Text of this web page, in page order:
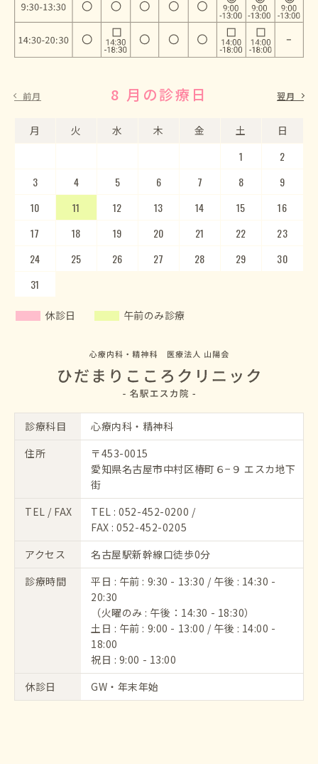
前月 8 月の診療日
月 火 水 木 金 土 日
1
2
3
4 5 6 7 8
9
10
11 12 13 14 15
16
17
18 19 20 21 22
23
24
25 26 27 28 29
30
31
9 月の診療日
月 火 水 木 金 土 日
5
6
7
8 9 10 11 12
13
14
15 16 17 18 19
20
21
22 23 24 25 26
27
28
29 30
翌月
休診日 午前のみ診療
診療科目
心療内科・精神科
住所
〒453-0015
愛知県名古屋市中村区椿町６−９ エスカ地下
街
TEL / FAX
TEL :052-452-0200 /
FAX : 052-452-0205
アクセス
名古屋駅新幹線口徒歩0分
診療時間
平日 : 午前 : 9:30 - 13:30 / 午後 : 14:30 -
20:30
（火曜のみ : 午後：14:30 - 18:30）
土日 : 午前 : 9:00 - 13:00 / 午後 : 14:00 -
18:00
祝日 : 9:00 - 13:00
休診日
GW・年末年始